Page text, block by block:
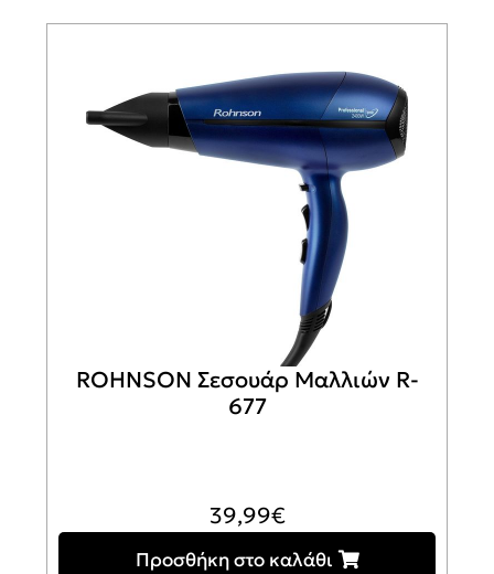
ROHNSON Σεσουάρ Μαλλιών R-
677
39,99€
Προσθήκη στο καλάθι